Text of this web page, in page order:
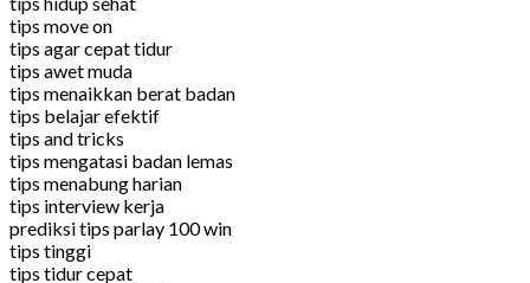
tips move on
tips agar cepat tidur
tips awet muda
tips menaikkan berat badan
tips belajar efektif
tips and tricks
tips mengatasi badan lemas
tips menabung harian
tips interview kerja
prediksi tips parlay 100 win
tips tinggi
tips tidur cepat